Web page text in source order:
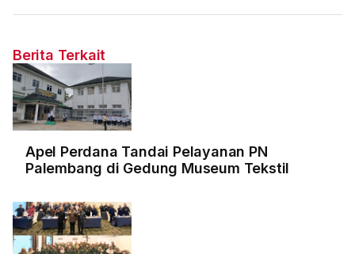
Berita Terkait
Apel Perdana Tandai Pelayanan PN
Palembang di Gedung Museum Tekstil